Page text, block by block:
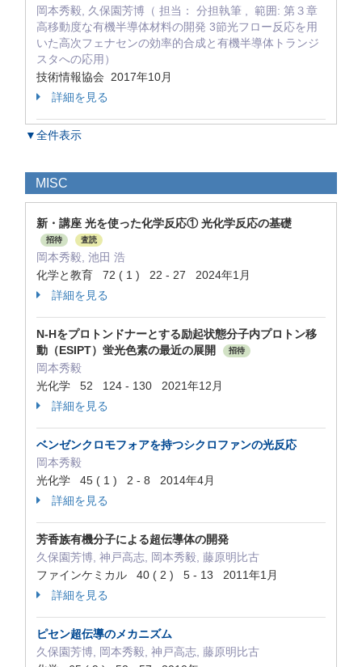
岡本秀毅, 久保園芳博（ 担当： 分担執筆 , 範囲: 第３章
高移動度な有機半導体材料の開発 3節光フロー反応を用
いた高次フェナセンの効率的合成と有機半導体トランジ
スタへの応用）
技術情報協会 2017年10月
詳細を見る
▼全件表示
MISC
新・講座 光を使った化学反応① 光化学反応の基礎
招待 査読
岡本秀毅, 池田 浩
化学と教育 72 ( 1 ) 22 - 27 2024年1月
詳細を見る
N-Hをプロトンドナーとする励起状態分子内プロトン移
動（ESIPT）蛍光色素の最近の展開
招待
岡本秀毅
光化学 52 124 - 130 2021年12月
詳細を見る
ベンゼンクロモフォアを持つシクロファンの光反応
岡本秀毅
光化学 45 ( 1 ) 2 - 8 2014年4月
詳細を見る
芳香族有機分子による超伝導体の開発
久保園芳博, 神戸高志, 岡本秀毅, 藤原明比古
ファインケミカル 40 ( 2 ) 5 - 13 2011年1月
詳細を見る
ピセン超伝導のメカニズム
久保園芳博, 岡本秀毅, 神戸高志, 藤原明比古